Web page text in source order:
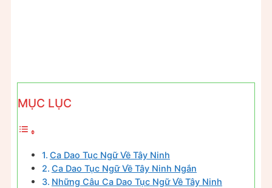
MỤC LỤC
Ca Dao Tục Ngữ Về Tây Ninh
Ca Dao Tục Ngữ Về Tây Ninh Ngắn
Những Câu Ca Dao Tục Ngữ Về Tây Ninh